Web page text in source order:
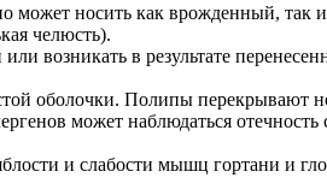
может носить как врожденный,
челюсть).
возникать в результате
оболочки. Полипы перекрывают
может наблюдаться
и слабости мышц гортани и